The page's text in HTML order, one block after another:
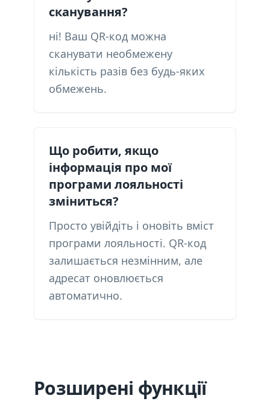
сканування?
ні! Ваш QR-код можна
сканувати необмежену
кількість разів без будь-яких
обмежень.
Що робити, якщо
інформація про мої
програми лояльності
зміниться?
Просто увійдіть і оновіть вміст
програми лояльності. QR-код
залишається незмінним, але
адресат оновлюється
автоматично.
Розширені функції